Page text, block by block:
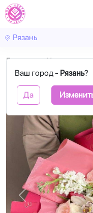
Рязань
Ваш город - Рязань?
Да
Главная
Цветы
Букет с 15
Назад